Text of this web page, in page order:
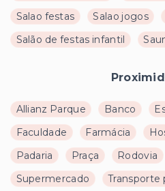
Salao festas
Salao jogos
Salão de festas infantil
Allianz Parque Banco
Faculdade
Farmácia
Padaria
Praça Rodovia
Supermercado
Transporte